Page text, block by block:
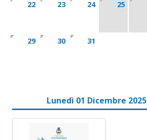
22 23 24 25
29 30 31
Lunedì 01 Dicembre 2025